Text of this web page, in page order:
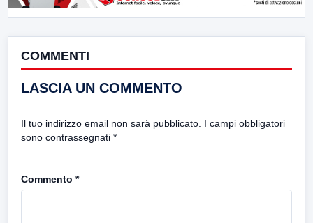
COMMENTI
LASCIA UN COMMENTO
Il tuo indirizzo email non sarà pubblicato. I campi obbligatori
sono contrassegnati *
Commento *